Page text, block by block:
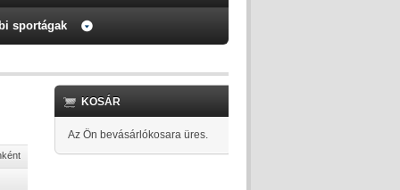
sportágak
KOSÁR
Az Ön bevásárlókosara üres.